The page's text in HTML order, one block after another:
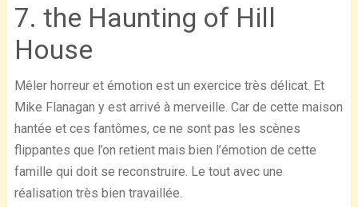
7. the Haunting of Hill
House
Mêler horreur et émotion est un exercice très délicat. Et
Mike Flanagan y est arrivé à merveille. Car de cette maison
hantée et ces fantômes, ce ne sont pas les scènes
flippantes que l’on retient mais bien l’émotion de cette
famille qui doit se reconstruire. Le tout avec une
réalisation très bien travaillée.